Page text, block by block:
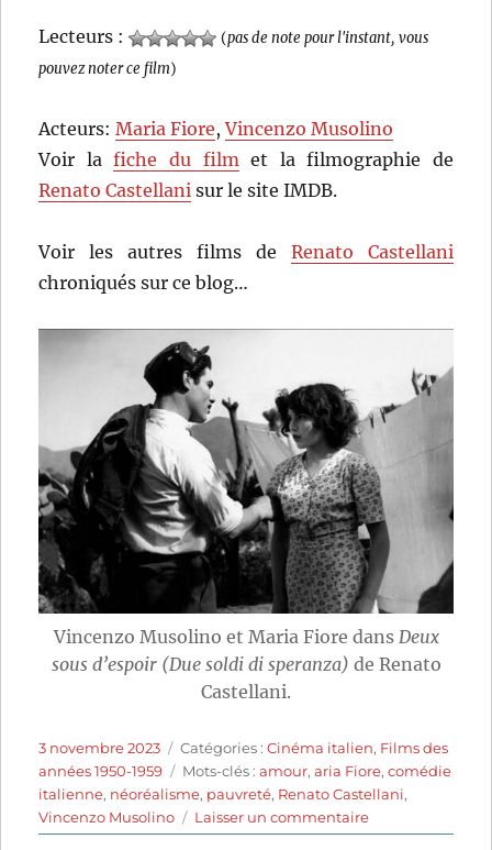
Lecteurs : (pas de note pour l'instant, vous
pouvez noter ce film)
Acteurs:Maria Fiore,Vincenzo Musolino
Voir lafiche du filmet la filmographie de
Renato Castellani sur le site IMDB.
Voir les autres films de Renato Castellani
chroniqués sur ce blog…
Vincenzo Musolino et Maria Fiore dans Deux
sous d’espoir (Due soldi di speranza) de Renato
Castellani.
Publié
le
3 novembre 2023 Catégories
Catégories :Cinéma italien, Films des
années 1950-1959
Étiquettes
Mots-clés :amour,aria Fiore,comédie
italienne, néoréalisme, pauvreté, Renato Castellani,
Vincenzo Musolino
Laisser un commentairesur
Deux